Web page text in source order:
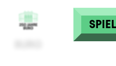
Direkt zum Inhalt